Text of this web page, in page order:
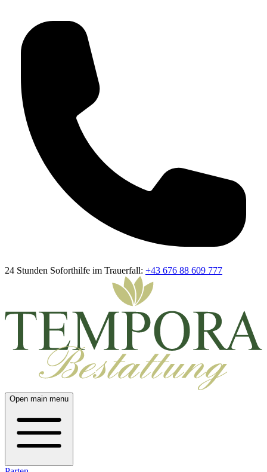
24 Stunden Soforthilfe im Trauerfall: +43 676 88 609 777
Open main menu